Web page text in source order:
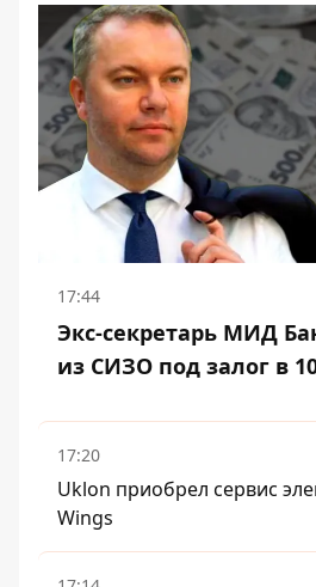
17:44
Экс-секретарь МИД
из СИЗО под залог в
17:20
Uklon приобрел сервис
Wings